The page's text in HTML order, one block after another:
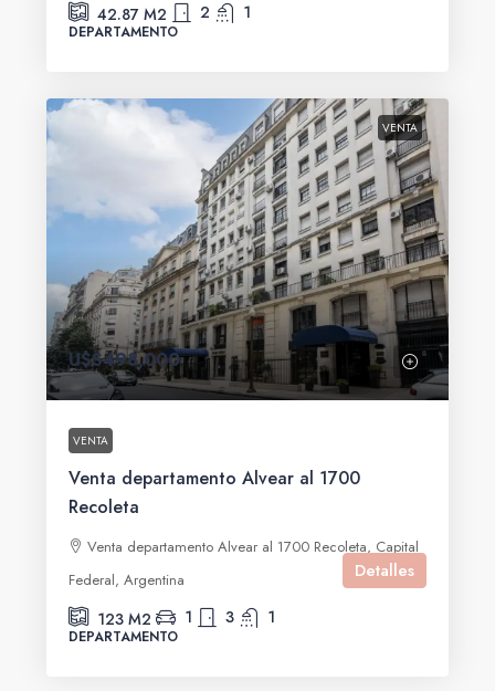
42.87 M2 2 1
DEPARTAMENTO
VENTA
U$S498,000
VENTA
Venta departamento Alvear al 1700
Recoleta
Venta departamento Alvear al 1700 Recoleta, Capital
Federal, Argentina
123 M2 1 3 1
DEPARTAMENTO
Detalles